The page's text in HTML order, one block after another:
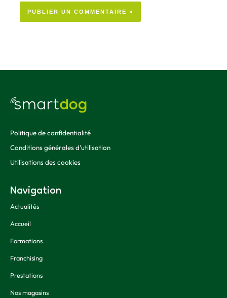
Politique de confidentialité
Conditions générales d'utilisation
Utilisations des cookies
Navigation
Actualités
Accueil
Formations
Franchising
Prestations
Nos magasins